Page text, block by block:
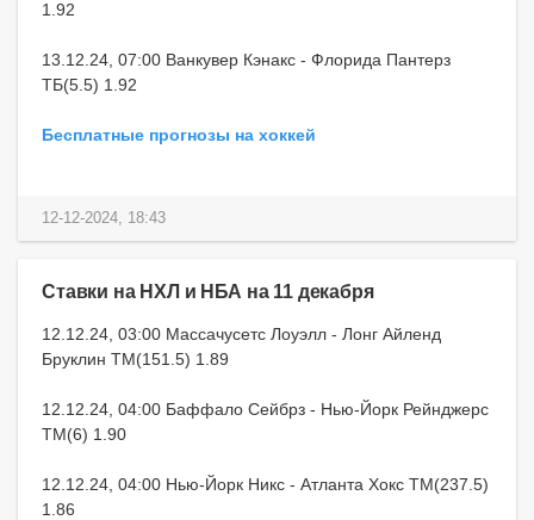
1.92
13.12.24, 07:00 Ванкувер Кэнакс - Флорида Пантерз
ТБ(5.5) 1.92
Бесплатные прогнозы на хоккей
12-12-2024, 18:43
Ставки на НХЛ и НБА на 11 декабря
12.12.24, 03:00 Массачусетс Лоуэлл - Лонг Айленд
Бруклин ТМ(151.5) 1.89
12.12.24, 04:00 Баффало Сейбрз - Нью-Йорк Рейнджерс
ТМ(6) 1.90
12.12.24, 04:00 Нью-Йорк Никс - Атланта Хокс ТМ(237.5)
1.86